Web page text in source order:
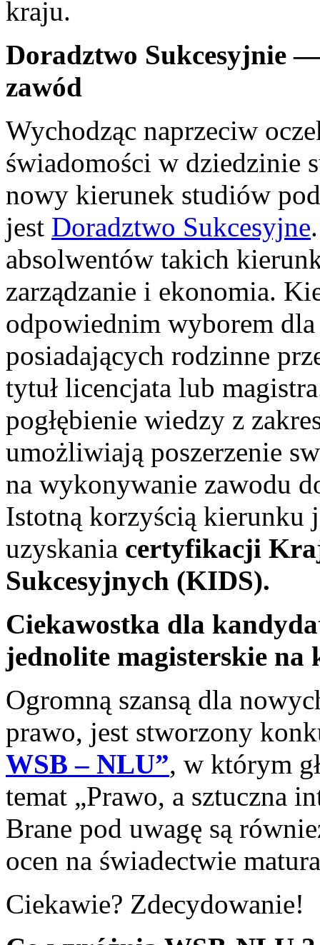
kraju.
Doradztwo Sukcesyjnie
zawód
Wychodząc naprzeciw
świadomości w dziedzinie
nowy kierunek studiów
jest Doradztwo Sukcesyjne
absolwentów takich
zarządzanie i ekonomia.
odpowiednim wyborem
posiadających rodzinne
tytuł licencjata lub
pogłębienie wiedzy z
umożliwiają poszerzenie
na wykonywanie zawodu
Istotną korzyścią kierunku
uzyskania certyfikacji
Sukcesyjnych (KIDS).
Ciekawostka dla
jednolite magisterskie
Ogromną szansą dla
prawo, jest stworzony
WSB – NLU”, w którym
temat „Prawo, a sztuczna
Brane pod uwagę są
ocen na świadectwie
Ciekawie? Zdecydowanie!